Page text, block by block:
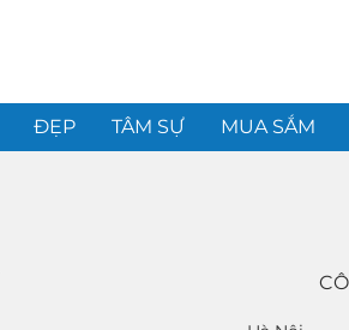
ĐẸP TÂM SỰ MUA SẮM